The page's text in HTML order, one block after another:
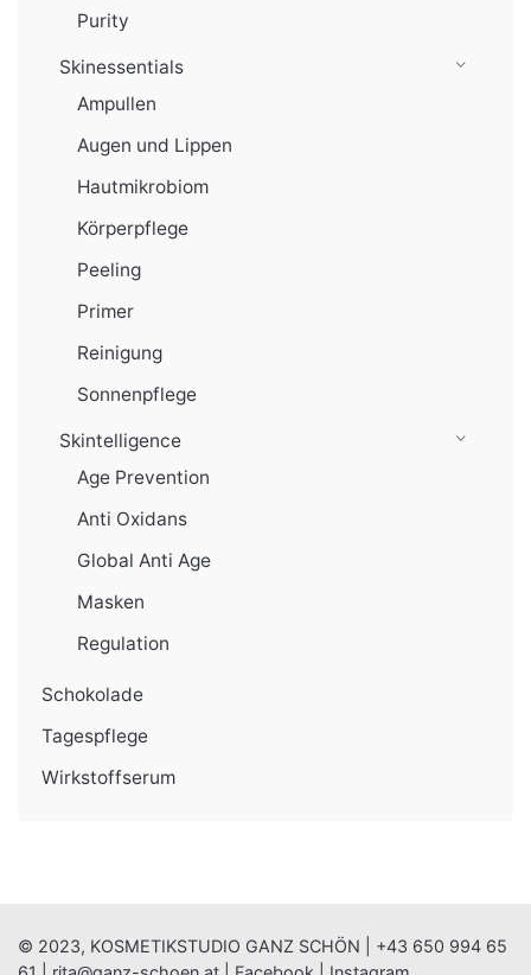
Purity
Skinessentials
Ampullen
Augen und Lippen
Hautmikrobiom
Körperpflege
Peeling
Primer
Reinigung
Sonnenpflege
Skintelligence
Age Prevention
Anti Oxidans
Global Anti Age
Masken
Regulation
Schokolade
Tagespflege
Wirkstoffserum
© 2023, KOSMETIKSTUDIO GANZ SCHÖN | +43 650 994 65